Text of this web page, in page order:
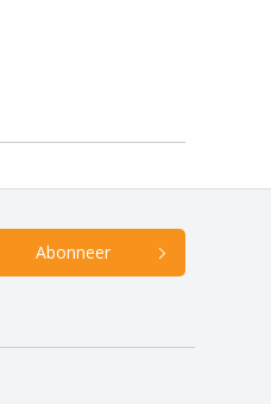
Abonneer